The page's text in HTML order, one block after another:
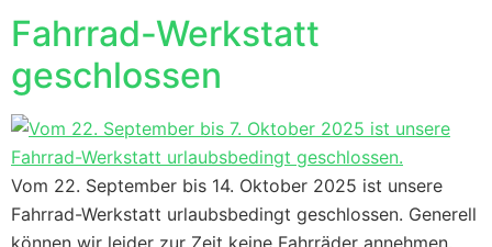
Fahrrad-Werkstatt
geschlossen
Vom 22. September bis 14. Oktober 2025 ist unsere
Fahrrad-Werkstatt urlaubsbedingt geschlossen. Generell
können wir leider zur Zeit keine Fahrräder annehmen,